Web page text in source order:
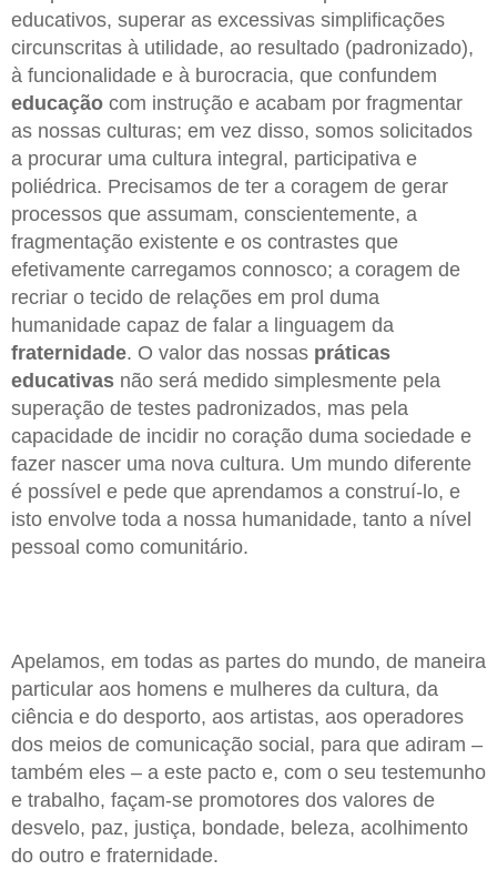
educativos, superar as excessivas simplificações
circunscritas à utilidade, ao resultado (padronizado),
à funcionalidade e à burocracia, que confundem
educação com instrução e acabam por fragmentar
as nossas culturas; em vez disso, somos solicitados
a procurar uma cultura integral, participativa e
poliédrica. Precisamos de ter a coragem de gerar
processos que assumam, conscientemente, a
fragmentação existente e os contrastes que
efetivamente carregamos connosco; a coragem de
recriar o tecido de relações em prol duma
humanidade capaz de falar a linguagem da
fraternidade. O valor das nossas práticas
educativas não será medido simplesmente pela
superação de testes padronizados, mas pela
capacidade de incidir no coração duma sociedade e
fazer nascer uma nova cultura. Um mundo diferente
é possível e pede que aprendamos a construí-lo, e
isto envolve toda a nossa humanidade, tanto a nível
pessoal como comunitário.
Apelamos, em todas as partes do mundo, de maneira
particular aos homens e mulheres da cultura, da
ciência e do desporto, aos artistas, aos operadores
dos meios de comunicação social, para que adiram –
também eles – a este pacto e, com o seu testemunho
e trabalho, façam-se promotores dos valores de
desvelo, paz, justiça, bondade, beleza, acolhimento
do outro e fraternidade.